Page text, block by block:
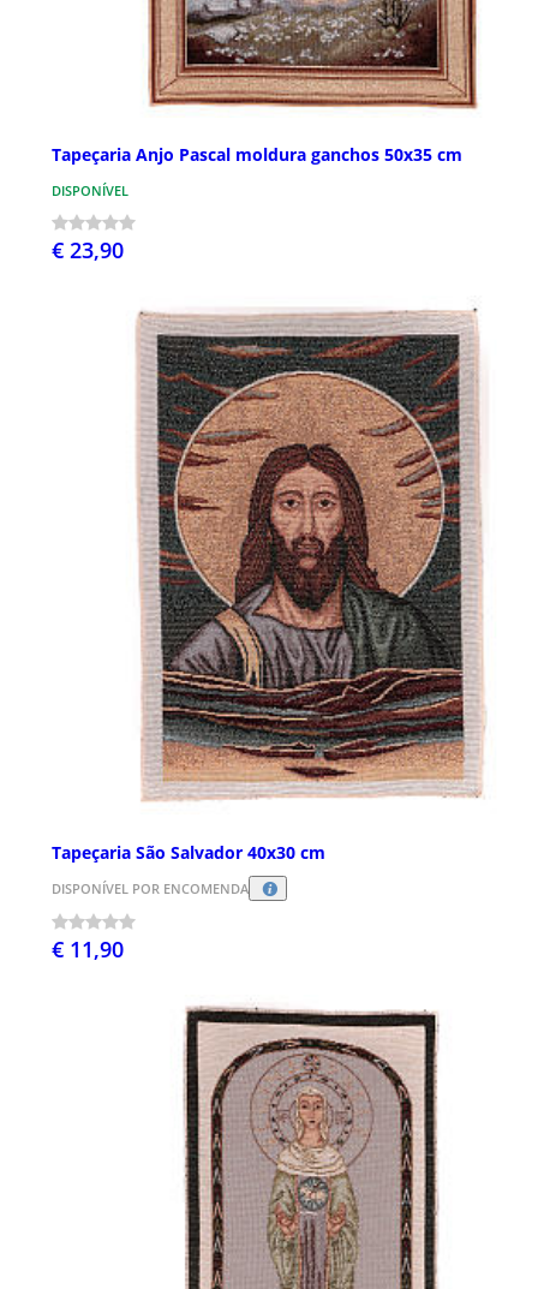
Tapeçaria Anjo Pascal moldura ganchos 50x35 cm
DISPONÍVEL
€ 23,90
Tapeçaria São Salvador 40x30 cm
DISPONÍVEL POR ENCOMENDA
€ 11,90